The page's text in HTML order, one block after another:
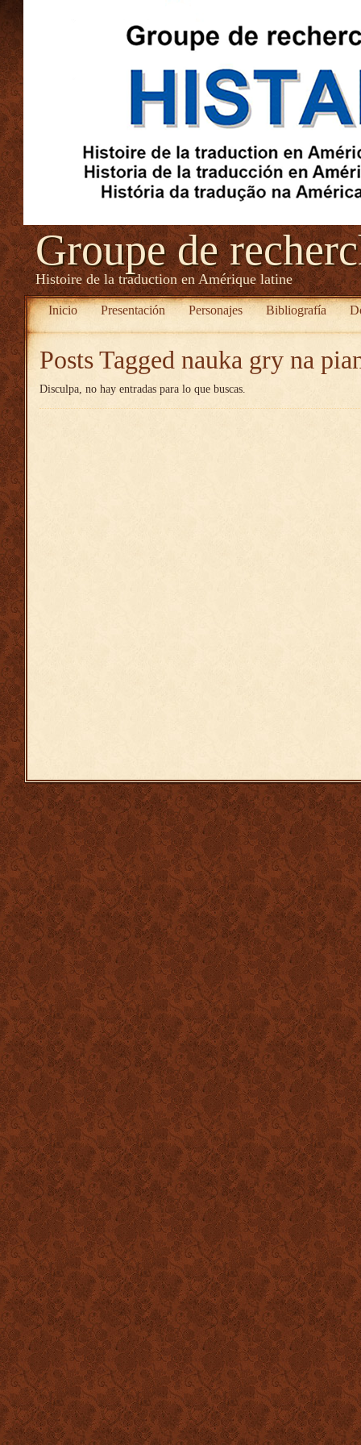
Groupe de
Histoire de la traduction en Amérique latine
Inicio Presentación Personajes Bibliografía
Posts Tagged nauka gry na
Disculpa, no hay entradas para lo que buscas.